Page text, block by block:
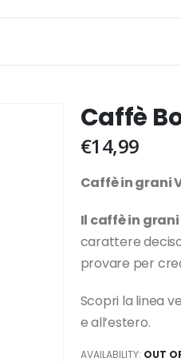
Caffè
€14,99
Caffè in grani
Il caffè in
carattere
provare per
Scopri la linea
e all’estero.
AVAILABILITY: OUT